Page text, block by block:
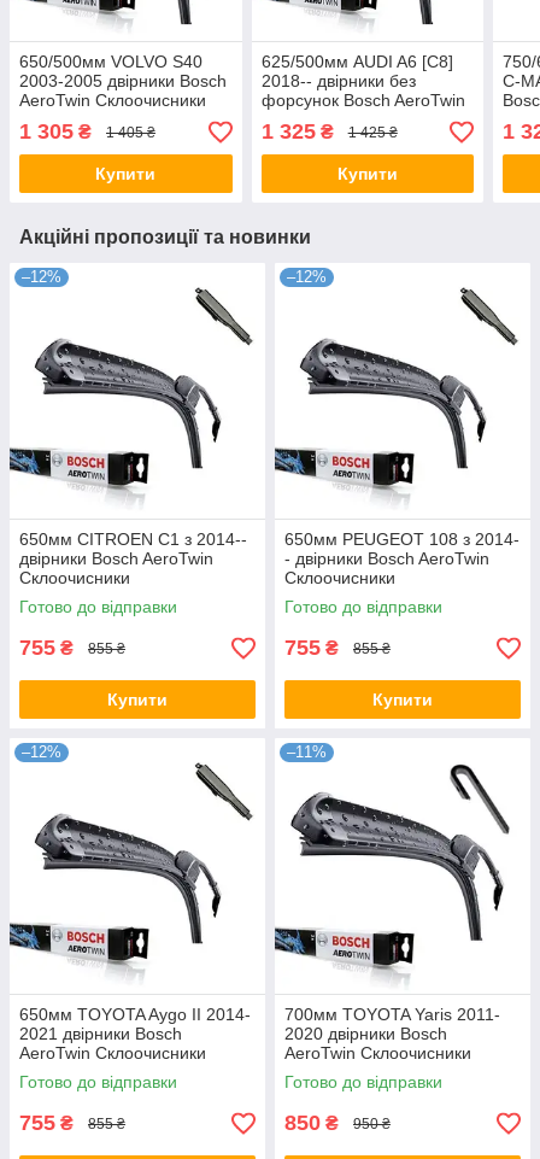
650/500мм VOLVO S40
2003-2005 двірники Bosch
AeroTwin Склоочисники
1 305 ₴ 1 405 ₴
Купити
625/500мм AUDI A6 [C8]
2018-- двірники без
форсунок Bosch AeroTwin
Склоочисники
1 325₴ 1 425 ₴
Купити
C-
1
Акційні пропозиції та новинки
–12%
650мм CITROEN C1 з 2014--
двірники Bosch AeroTwin
Склоочисники
Готово до відправки
755 ₴ 855 ₴
Купити
–12%
650мм PEUGEOT 108 з 2014-
- двірники Bosch AeroTwin
Склоочисники
Готово до відправки
755 ₴ 855 ₴
Купити
–12%
650мм TOYOTA Aygo II 2014-
2021 двірники Bosch
AeroTwin Склоочисники
Готово до відправки
755 ₴ 855 ₴
–11%
700мм TOYOTA Yaris 2011-
2020 двірники Bosch
AeroTwin Склоочисники
Готово до відправки
850 ₴ 950 ₴